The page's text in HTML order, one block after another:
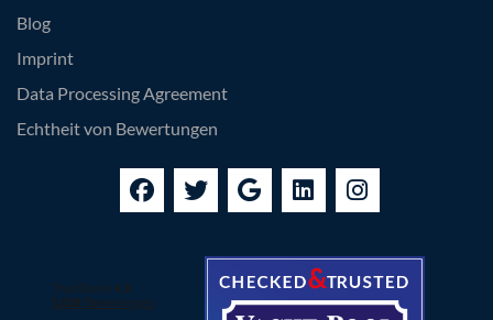
Blog
Imprint
Data Processing Agreement
Echtheit von Bewertungen